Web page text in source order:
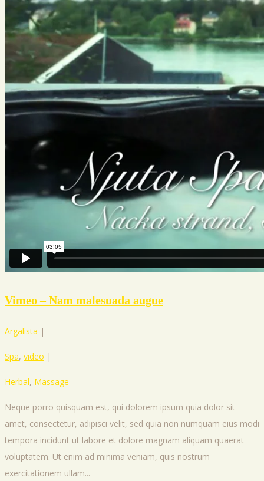
Vimeo – Nam malesuada augue
Argalista |
Spa, video |
Herbal, Massage
Neque porro quisquam est, qui dolorem ipsum quia dolor sit
amet, consectetur, adipisci velit, sed quia non numquam eius modi
tempora incidunt ut labore et dolore magnam aliquam quaerat
voluptatem. Ut enim ad minima veniam, quis nostrum
exercitationem ullam...